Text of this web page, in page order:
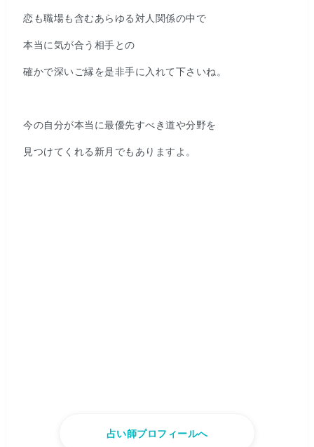
恋も職場も含むあらゆる対人関係の中で
本当に気が合う相手との
確かで深いご縁を是非手に入れて下さいね。
今の自分が本当に最優先すべき道や分野を
見つけてくれる新月でもありますよ。
占い師プロフィールへ